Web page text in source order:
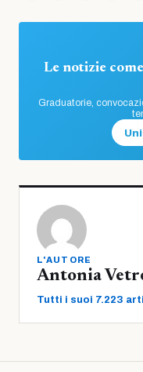
Le notizie
Graduatorie,
L'AUTORE
Antonia
Tutti i suoi 7.223